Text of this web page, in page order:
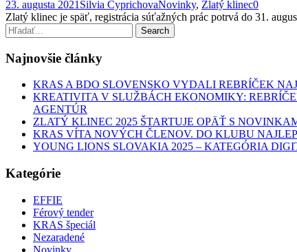
23. augusta 2021 Silvia CyprichovaNovinky, Zlatý klinec0
Zlatý klinec je späť, registrácia súťažných prác potrvá do 31.
Najnovšie články
KRAS A BDO SLOVENSKO VYDALI REBRÍČEK
KREATIVITA V SLUŽBÁCH EKONOMIKY:
AGENTÚR
ZLATÝ KLINEC 2025 ŠTARTUJE OPÄŤ S
KRAS VÍTA NOVÝCH ČLENOV. DO KLUBU
YOUNG LIONS SLOVAKIA 2025 – KATEGÓRIA
Kategórie
EFFIE
Férový tender
KRAS špeciál
Nezaradené
Novinky